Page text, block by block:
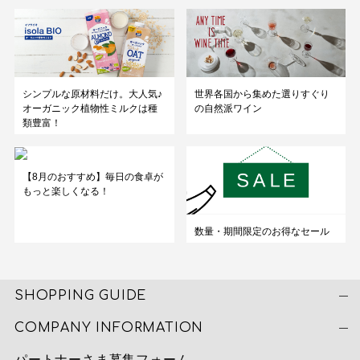
シンプルな原材料だけ。大人気♪
オーガニック植物性ミルクは種
類豊富！
世界各国から集めた選りすぐり
の自然派ワイン
【8月のおすすめ】毎日の食卓が
もっと楽しくなる！
数量・期間限定のお得なセール
SHOPPING GUIDE
COMPANY INFORMATION